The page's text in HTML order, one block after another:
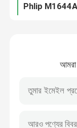
রোগীর মনিটর অংশ
রোগীর মনিটর মডিউল